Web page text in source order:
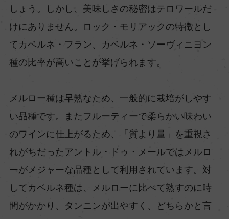
しょう。しかし、美味しさの秘密はテロワールだ
けにありません。ロック・モリアックの特徴とし
てカベルネ・フラン、カベルネ・ソーヴィニヨン
種の比率が高いことが挙げられます。
メルロー種は早熟なため、一般的に栽培がしやす
い品種です。またフルーティーで柔らかい味わい
のワインに仕上がるため、「質より量」を重視さ
れがちだったアントル・ドゥ・メールではメルロ
ーがメジャーな品種として利用されています。対
してカベルネ種は、メルローに比べて熟すのに時
間がかかり、タンニンが出やすく、どちらかと言